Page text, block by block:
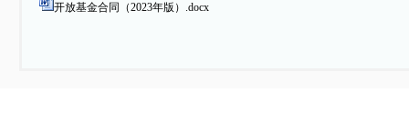
开放基金合同（2023年版）.docx